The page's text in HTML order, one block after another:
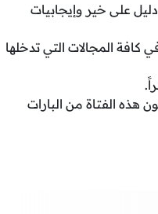
على خير وإيجابيات
المجالات التي تدخلها
الفتاة من البارات